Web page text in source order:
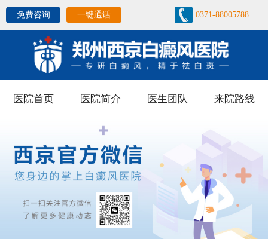
免费咨询 一键通话 0371-88005788
医院首页 医院简介 医生团队 来院路线